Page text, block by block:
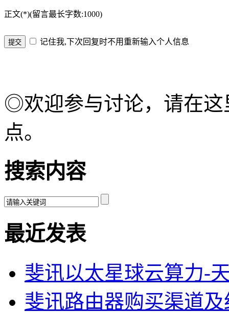
正文(*)(留言最长字数:1000)
记住我,下次回复时不用重新输入个人信息
◎欢迎参与讨论，请在这
点。
搜索内容
最近发表
斐讯以太星球云算力-
斐讯路由器购买渠道